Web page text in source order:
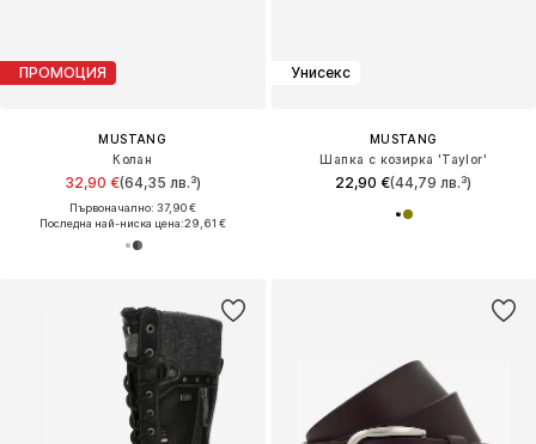
ПРОМОЦИЯ
MUSTANG
Колан
32,90 €(64,35 лв.³)
Първоначално: 37,90 €
Последна най-ниска цена:29,61 €
Унисекс
MUSTANG
Шапка с козирка 'Taylor'
22,90 €(44,79 лв.³)